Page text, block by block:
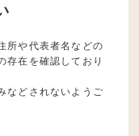
所や代表者名などの
存在を確認しており
などされないようご